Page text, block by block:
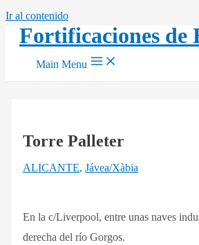
Ir al contenido
Fortificaciones de
Main Menu
Torre Palleter
ALICANTE,Jávea/Xàbia
En la c/Liverpool, entre unas naves
derecha del río Gorgos.